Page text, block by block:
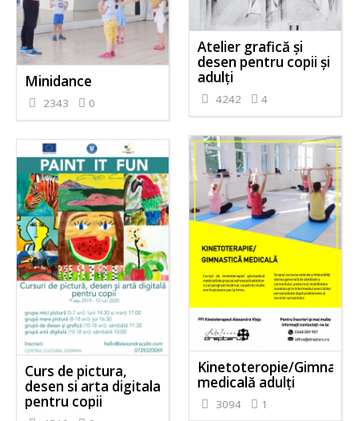
Atelier grafică și
desen pentru copii și
adulți
4242 4
Minidance
2343 0
Kinetoteropie/
medicală adulți
3094 1
Curs de pictura,
desen si arta digitala
pentru copii